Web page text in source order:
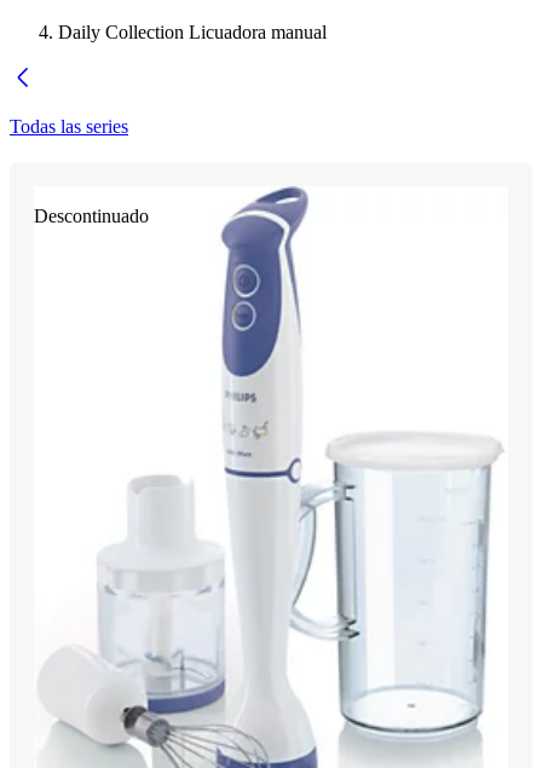
Daily Collection Licuadora manual
Todas las series
Descontinuado